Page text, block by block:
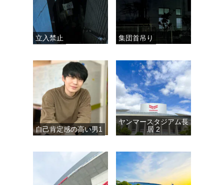
立入禁止 集団首吊り
自己肯定感の高い男1
ヤンマースタジアム長
居 2